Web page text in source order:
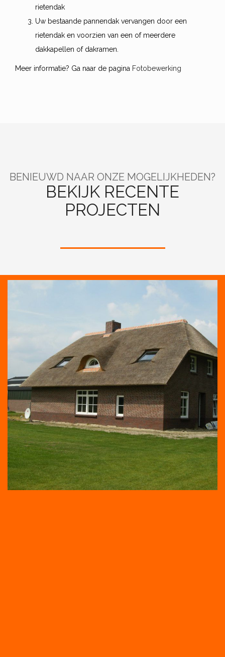
rietendak
Uw bestaande pannendak vervangen door een
rietendak en voorzien van een of meerdere
dakkapellen of dakramen.
Meer informatie? Ga naar de pagina Fotobewerking
BENIEUWD NAAR ONZE MOGELIJKHEDEN?
BEKIJK RECENTE
PROJECTEN